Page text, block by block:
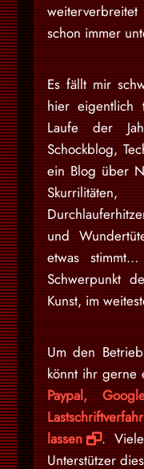
schon immer
Es fällt mir
hier eigentlich
Laufe der
Schockblog,
ein Blog über
und
etwas
Schwerpunkt
Kunst, im
Um den
könnt ihr gerne
Paypal,
lassen
.
Unterstützer